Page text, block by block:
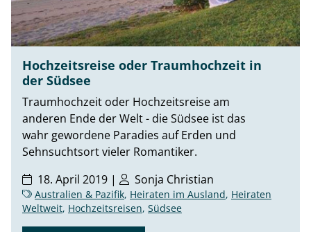
Hochzeitsreise oder Traumhochzeit in
der Südsee
Traumhochzeit oder Hochzeitsreise am
anderen Ende der Welt - die Südsee ist das
wahr gewordene Paradies auf Erden und
Sehnsuchtsort vieler Romantiker.
18. April 2019 |
Sonja Christian
Australien & Pazifik, Heiraten im Ausland, Heiraten
Weltweit, Hochzeitsreisen, Südsee